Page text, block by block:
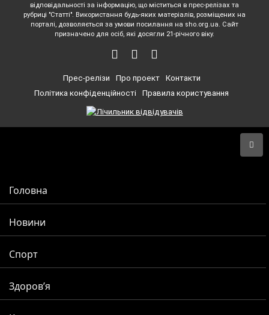
відповідальності за інформацію, що міститься в прес-релізах та
рубриці "Статті". Використання будь-яких матеріалів, розміщених на
порталі, дозволяється за умови посилання на sho.org.ua. Сайт
призначено для осіб, які досягли 21-річного віку.
Прес-релізи Про проект
Контакти
Політика конфіденційності
Правила користування
Головна
Новини
Спорт
Здоров’я